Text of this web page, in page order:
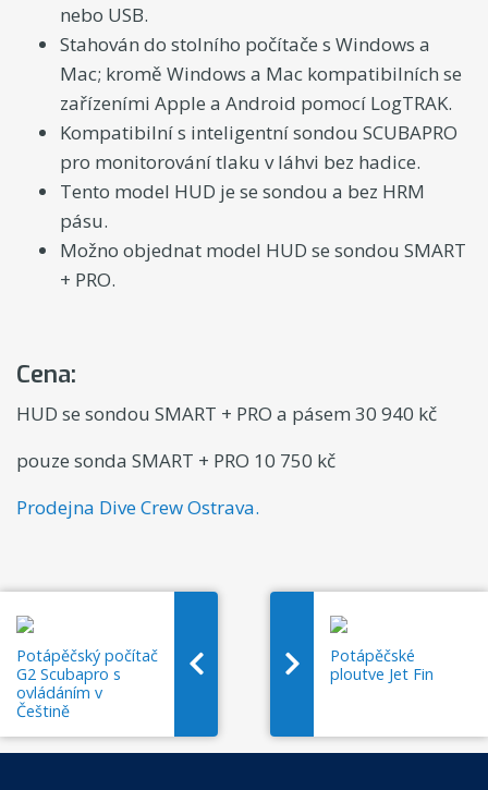
nebo USB.
Stahován do stolního počítače s Windows a
Mac; kromě Windows a Mac kompatibilních se
zařízeními Apple a Android pomocí LogTRAK.
Kompatibilní s inteligentní sondou SCUBAPRO
pro monitorování tlaku v láhvi bez hadice.
Tento model HUD je se sondou a bez HRM
pásu.
Možno objednat model HUD se sondou SMART
+ PRO.
Cena:
HUD se sondou SMART + PRO a pásem 30 940 kč
pouze sonda SMART + PRO 10 750 kč
Prodejna Dive Crew Ostrava.
Potápěčský počítač
G2 Scubapro s
ovládáním v
Češtině
Potápěčské
ploutve Jet Fin